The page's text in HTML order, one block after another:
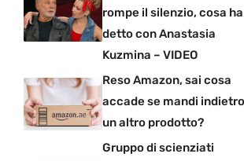
rompe il silenzio, cosa ha
detto con Anastasia
Kuzmina – VIDEO
Reso Amazon, sai cosa
accade se mandi indietro
un altro prodotto?
Gruppo di scienziati